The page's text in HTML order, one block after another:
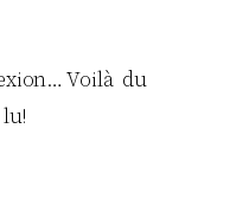
Voilà du